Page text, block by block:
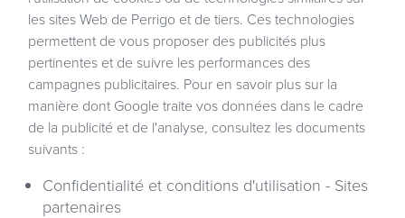
les sites Web de Perrigo et de tiers. Ces technologies
permettent de vous proposer des publicités plus
pertinentes et de suivre les performances des
campagnes publicitaires. Pour en savoir plus sur la
manière dont Google traite vos données dans le cadre
de la publicité et de l'analyse, consultez les documents
suivants :
Confidentialité et conditions d'utilisation - Sites
partenaires